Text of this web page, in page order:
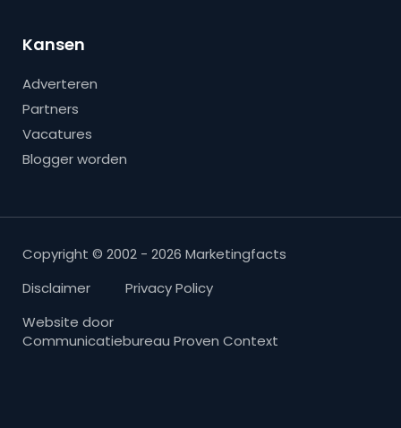
Kansen
Adverteren
Partners
Vacatures
Blogger worden
Copyright © 2002 - 2026 Marketingfacts
Disclaimer
Privacy Policy
Website door
Communicatiebureau Proven Context